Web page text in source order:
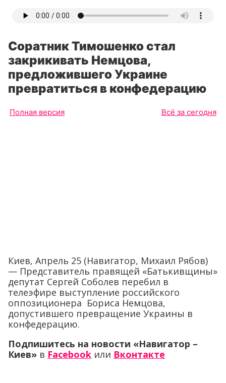
Соратник Тимошенко стал
закрикивать Немцова,
предложившего Украине
превратиться в конфедерацию
Полная версия Всё за сегодня
Киев, Апрель 25 (Навигатор, Михаил Рябов)
— Представитель правящей «Батькивщины»
депутат Сергей Соболев перебил в
телеэфире выступление российского
оппозиционера Бориса Немцова,
допустившего превращение Украины в
конфедерацию.
Подпишитесь на новости «Навигатор –
Киев» в Facebook или Вконтакте